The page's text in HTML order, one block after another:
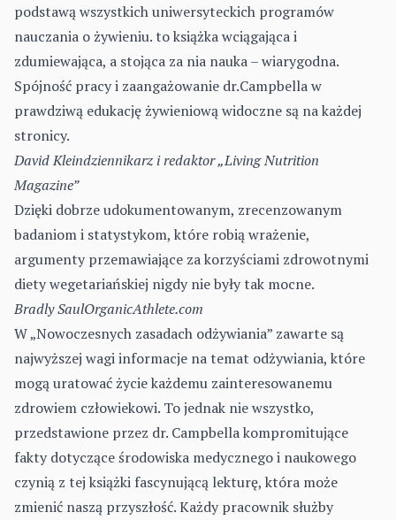
podstawą wszystkich uniwersyteckich programów
nauczania o żywieniu. to książka wciągająca i
zdumiewająca, a stojąca za nia nauka – wiarygodna.
Spójność pracy i zaangażowanie dr.Campbella w
prawdziwą edukację żywieniową widoczne są na każdej
stronicy.
David Kleindziennikarz i redaktor „Living Nutrition
Magazine”
Dzięki dobrze udokumentowanym, zrecenzowanym
badaniom i statystykom, które robią wrażenie,
argumenty przemawiające za korzyściami zdrowotnymi
diety wegetariańskiej nigdy nie były tak mocne.
Bradly SaulOrganicAthlete.com
W „Nowoczesnych zasadach odżywiania” zawarte są
najwyższej wagi informacje na temat odżywiania, które
mogą uratować życie każdemu zainteresowanemu
zdrowiem człowiekowi. To jednak nie wszystko,
przedstawione przez dr. Campbella kompromitujące
fakty dotyczące środowiska medycznego i naukowego
czynią z tej książki fascynującą lekturę, która może
zmienić naszą przyszłość. Każdy pracownik służby